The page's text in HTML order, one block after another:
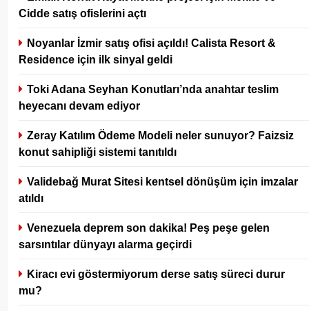
Cidde satış ofislerini açtı
Noyanlar İzmir satış ofisi açıldı! Calista Resort &
Residence için ilk sinyal geldi
Toki Adana Seyhan Konutları’nda anahtar teslim
heyecanı devam ediyor
Zeray Katılım Ödeme Modeli neler sunuyor? Faizsiz
konut sahipliği sistemi tanıtıldı
Validebağ Murat Sitesi kentsel dönüşüm için imzalar
atıldı
Venezuela deprem son dakika! Peş peşe gelen
sarsıntılar dünyayı alarma geçirdi
Kiracı evi göstermiyorum derse satış süreci durur
mu?